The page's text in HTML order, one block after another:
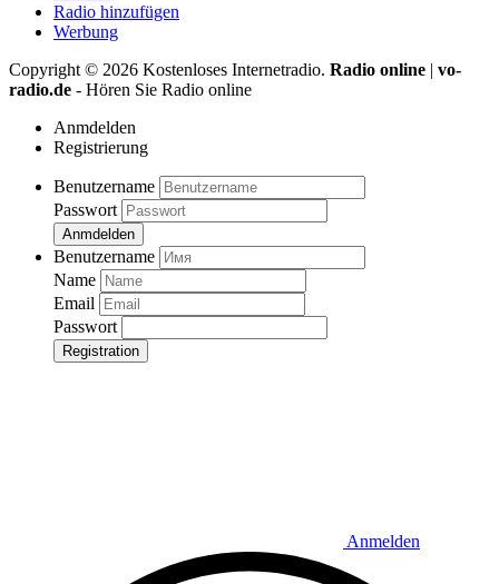
Radio hinzufügen
Werbung
Copyright © 2026 Kostenloses Internetradio. Radio online | vo-
radio.de - Hören Sie Radio online
Anmdelden
Registrierung
Benutzername
Passwort
Anmdelden
Benutzername
Name
Email
Passwort
Registration
Anmelden